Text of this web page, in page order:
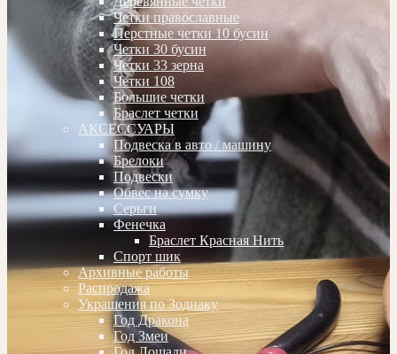
Четки православные
Перстные четки 10 бусин
Четки 30 бусин
Четки 33 зерна
Четки 108
Большие четки
Браслет четки
АКСЕССУАРЫ
Подвеска в авто / машину
Брелоки
Подвески
Обвес на сумку
Серьги
Фенечка
Браслет Красная Нить
Спорт шик
Архивные работы
Распродажа
Украшения по Зодиаку
Год Дракона
Год Змеи